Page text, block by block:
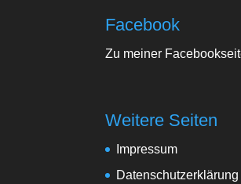
Facebook
Zu meiner
Weitere Seiten
Impressum
Datenschutzerklärung